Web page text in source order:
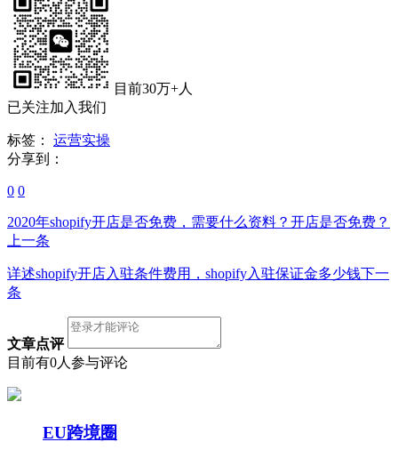
目前30万+人
已关注加入我们
标签：
运营实操
分享到：
0 0
2020年shopify开店是否免费，需要什么资料？开店是否免费？
上一条
详述shopify开店入驻条件费用，shopify入驻保证金多少钱下一
条
文章点评
目前有0人参与评论
EU跨境圈